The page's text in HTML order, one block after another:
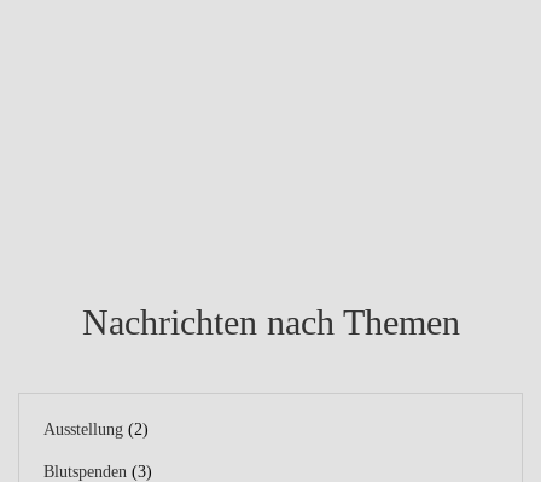
Nachrichten nach Themen
Ausstellung (2)
Blutspenden (3)